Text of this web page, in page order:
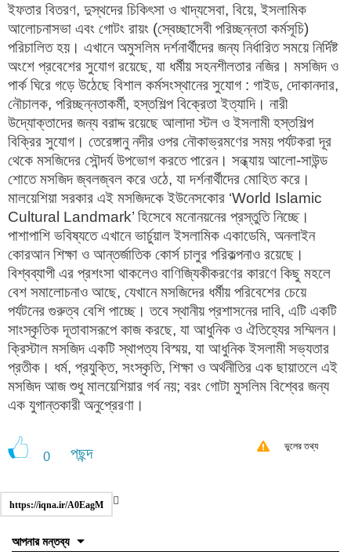
ইফতার বিতরণ, দুস্থদের চিকিৎসা ও খাদ্যসেবা, বিয়ে, ইসলামিক
আলোচনাসভা এবং গোটং রায়ং (স্বেচ্ছাসেবী পরিচ্ছন্নতা কর্মসূচি)
পরিচালিত হয়। এখানে অমুসলিম দর্শনার্থীদের জন্য নির্ধারিত সময়ে নির্দিষ্ট
অংশে প্রবেশের সুযোগ রয়েছে, যা ধর্মীয় সহনশীলতার নজির। মসজিদ ও
পার্ক ঘিরে গড়ে উঠেছে বিশাল কর্মসংস্থানের সুযোগ : গাইড, দোকানদার,
নৌচালক, পরিচ্ছন্নতাকর্মী, হস্তশিল্প বিক্রেতা ইত্যাদি। নারী
উদ্যোক্তাদের জন্য বরাদ্দ রয়েছে আলাদা স্টল ও ইসলামী হস্তশিল্প
বিক্রির সুযোগ। তেরেঙ্গানু নদীর ওপর নৌকাভ্রমণের সময় পর্যটকরা দূর
থেকে মসজিদের সৌন্দর্য উপভোগ করতে পারেন। সন্ধ্যায় আলো-সাউন্ড
শোতে মসজিদ জ্বলজ্বল করে ওঠে, যা দর্শনার্থীদের মোহিত করে।
মালয়েশিয়া সরকার এই মসজিদকে ইউনেসকোর ‘World Islamic
Cultural Landmark’ হিসেবে মনোনয়নের প্রস্তুতি নিচ্ছে।
পাশাপাশি ভবিষ্যতে এখানে ভার্চুয়াল ইসলামিক একাডেমি, অনলাইন
কোরআন শিক্ষা ও আন্তর্জাতিক কোর্স চালুর পরিকল্পনাও রয়েছে।
বিশ্বব্যাপী এর প্রশংসা থাকলেও বাণিজ্যিকীকরণের কারণে কিছু মহলে
বেশ সমালোচনাও আছে, যেখানে মসজিদের ধর্মীয় পরিবেশের চেয়ে
পর্যটনের গুরুত্ব বেশি পাচ্ছে। তবে স্থানীয় প্রশাসনের দাবি, এটি একটি
সাংস্কৃতিক দূতাবাসরূপে কাজ করছে, যা আধুনিক ও ঐতিহ্যের সম্মিলন।
ক্রিস্টাল মসজিদ একটি স্থাপত্য বিস্ময়, যা আধুনিক ইসলামী সভ্যতার
প্রতীক। ধর্ম, প্রযুক্তি, সংস্কৃতি, শিক্ষা ও অর্থনীতির এক ছায়াতলে এই
মসজিদ আজ শুধু মালয়েশিয়ার গর্ব নয়; বরং গোটা মুসলিম বিশ্বের জন্য
এক যুগান্তকারী অনুপ্রেরণা।
0 পছন্দ ভুলের তথ্য
https://iqna.ir/A0EagM
আপনার মন্তব্য